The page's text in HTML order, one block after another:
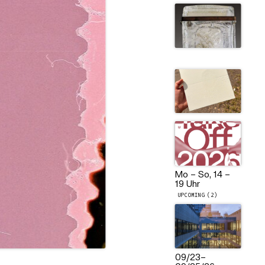
Mo – So, 14 –
19 Uhr
UPCOMING (2)
09/23–